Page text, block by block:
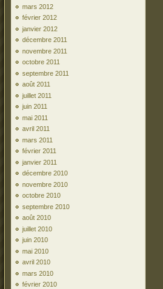
mars 2012
février 2012
janvier 2012
décembre 2011
novembre 2011
octobre 2011
septembre 2011
août 2011
juillet 2011
juin 2011
mai 2011
avril 2011
mars 2011
février 2011
janvier 2011
décembre 2010
novembre 2010
octobre 2010
septembre 2010
août 2010
juillet 2010
juin 2010
mai 2010
avril 2010
mars 2010
février 2010